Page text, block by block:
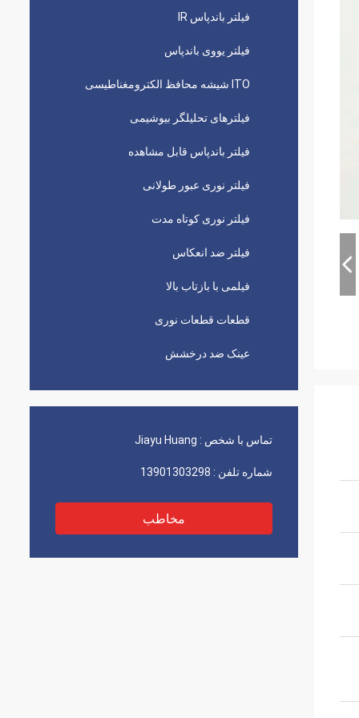
فیلتر باندپاس IR
فیلتر یووی باندپاس
ITO شیشه محافظ الکترومغناطیسی
فیلترهای تحلیلگر بیوشیمی
فیلتر باندپاس قابل مشاهده
فیلتر نوری عبور طولانی
فیلتر نوری کوتاه مدت
فیلتر ضد انعکاس
فیلمی با بازتاب بالا
قطعات قطعات نوری
عینک ضد درخشش
تماس با شخص : Jiayu Huang
شماره تلفن : 13901303298
مخاطب